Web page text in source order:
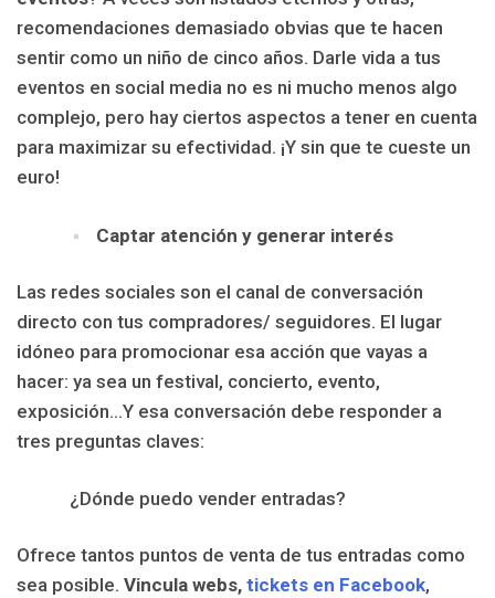
recomendaciones demasiado obvias que te hacen
sentir como un niño de cinco años. Darle vida a tus
eventos en social media no es ni mucho menos algo
complejo, pero hay ciertos aspectos a tener en cuenta
para maximizar su efectividad. ¡Y sin que te cueste un
euro!
Captar atención y generar interés
Las redes sociales son el canal de conversación
directo con tus compradores/ seguidores. El lugar
idóneo para promocionar esa acción que vayas a
hacer: ya sea un festival, concierto, evento,
exposición…Y esa conversación debe responder a
tres preguntas claves:
¿Dónde puedo vender entradas?
Ofrece tantos puntos de venta de tus entradas como
sea posible. Vincula webs, tickets en Facebook,